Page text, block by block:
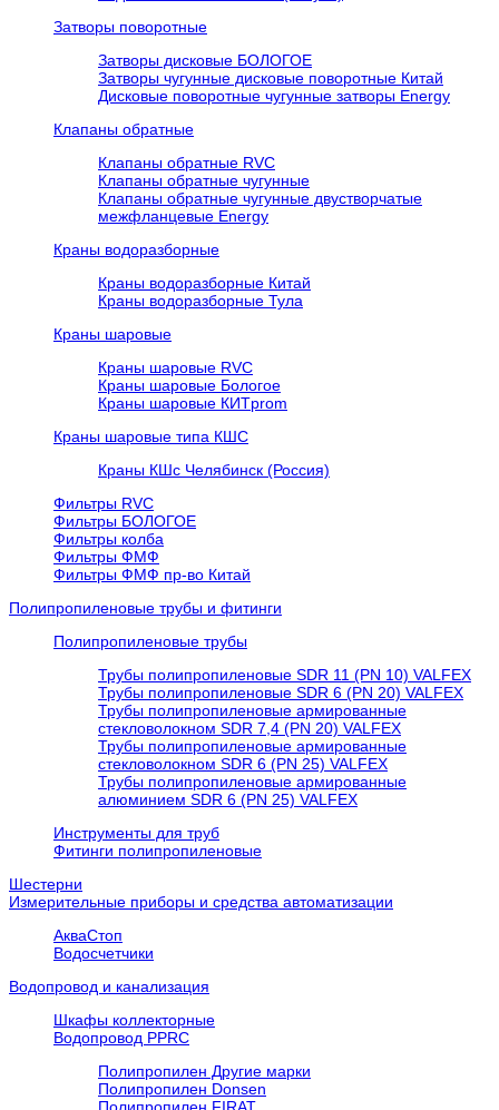
Затворы поворотные
Затворы дисковые БОЛОГОЕ
Затворы чугунные дисковые поворотные Китай
Дисковые поворотные чугунные затворы Energy
Клапаны обратные
Клапаны обратные RVC
Клапаны обратные чугунные
Клапаны обратные чугунные двустворчатые
межфланцевые Energy
Краны водоразборные
Краны водоразборные Китай
Краны водоразборные Тула
Краны шаровые
Краны шаровые RVC
Краны шаровые Бологое
Краны шаровые КИТprom
Краны шаровые типа КШС
Краны КШс Челябинск (Россия)
Фильтры RVC
Фильтры БОЛОГОЕ
Фильтры колба
Фильтры ФМФ
Фильтры ФМФ пр-во Китай
Полипропиленовые трубы и фитинги
Полипропиленовые трубы
Трубы полипропиленовые SDR 11 (PN 10) VALFEX
Трубы полипропиленовые SDR 6 (PN 20) VALFEX
Трубы полипропиленовые армированные
стекловолокном SDR 7,4 (PN 20) VALFEX
Трубы полипропиленовые армированные
стекловолокном SDR 6 (PN 25) VALFEX
Трубы полипропиленовые армированные
алюминием SDR 6 (PN 25) VALFEX
Инструменты для труб
Фитинги полипропиленовые
Шестерни
Измерительные приборы и средства автоматизации
АкваСтоп
Водосчетчики
Водопровод и канализация
Шкафы коллекторные
Водопровод PPRC
Полипропилен Другие марки
Полипропилен Donsen